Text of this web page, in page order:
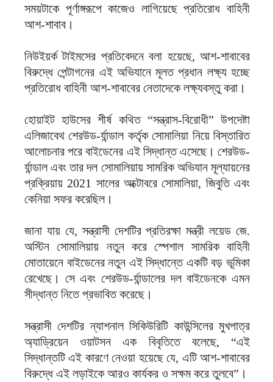
সময়টাকে পূর্ণাঙ্গরূপে কাজেও লাগিয়েছে প্রতিরোধ বাহিনী
আশ-শাবাব।
নিউইয়র্ক টাইমসের প্রতিবেদনে বলা হয়েছে, আশ-শাবাবের
বিরুদ্ধে পেন্টাগনের এই অভিযানে মূলত প্রধান লক্ষ্য হচ্ছে
প্রতিরোধ বাহিনী আশ-শাবাবের নেতাদেকে লক্ষ্যবস্তু করা।
হোয়াইট হাউসের শীর্ষ কথিত “সন্ত্রাস-বিরোধী” উপদেষ্টা
এলিজাবেথ শেরউড-র্যান্ডাল কর্তৃক সোমালিয়া নিয়ে বিস্তারিত
আলোচনার পরে বাইডেনের এই সিদ্ধান্ত এসেছে। শেরউড-
র্যান্ডাল এবং তার দল সোমালিয়ায় সামরিক অভিযান মূল্যায়নের
প্রক্রিয়ায় 2021 সালের অক্টোবরে সোমালিয়া, জিবুতি এবং
কেনিয়া সফর করেছিল।
জানা যায় যে, সন্ত্রাসী দেশটির প্রতিরক্ষা মন্ত্রী লয়েড জে.
অস্টিন সোমালিয়ায় নতুন করে স্পেশাল সামরিক বাহিনী
মোতায়েনে বাইডেনের নতুন এই সিদ্ধান্তে একটি বড় ভূমিকা
রেখেছে। সে এবং শেরউড-র্যান্ডালের দল বাইডেনকে এমন
সীদ্ধান্ত নিতে প্রভাবিত করেছে।
সন্ত্রাসী দেশটির ন্যাশনাল সিকিউরিটি কাউন্সিলের মুখপাত্র
অ্যাড্রিয়েন ওয়াটসন এক বিবৃতিতে বলেছে, “এই
সিদ্ধান্তটি এই কারণে নেওয়া হয়েছে যে, এটি আশ-শাবাবের
বিরুদ্ধে এই লড়াইকে আরও কার্যকর ও সক্ষম করে তুলবে”।